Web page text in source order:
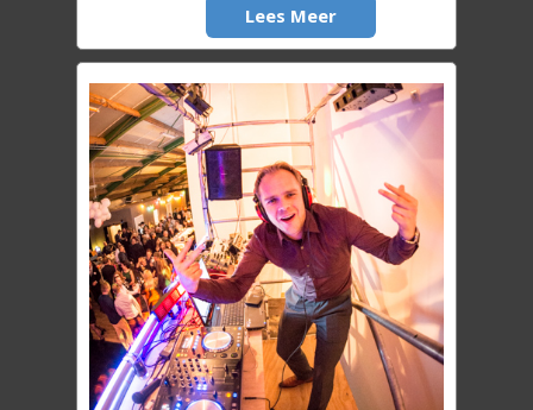
Lees Meer